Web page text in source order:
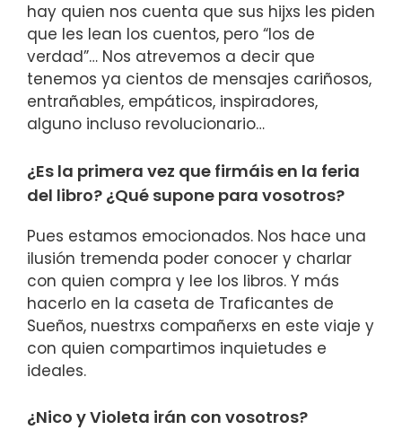
hay quien nos cuenta que sus hijxs les piden
que les lean los cuentos, pero “los de
verdad”… Nos atrevemos a decir que
tenemos ya cientos de mensajes cariñosos,
entrañables, empáticos, inspiradores,
alguno incluso revolucionario…
¿Es la primera vez que firmáis en la feria
del libro? ¿Qué supone para vosotros?
Pues estamos emocionados. Nos hace una
ilusión tremenda poder conocer y charlar
con quien compra y lee los libros. Y más
hacerlo en la caseta de Traficantes de
Sueños, nuestrxs compañerxs en este viaje y
con quien compartimos inquietudes e
ideales.
¿Nico y Violeta irán con vosotros?